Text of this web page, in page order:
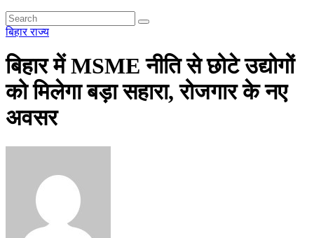
बिहारराज्य
बिहार में MSME नीति से छोटे उद्योगों
को मिलेगा बड़ा सहारा, रोजगार के नए
अवसर